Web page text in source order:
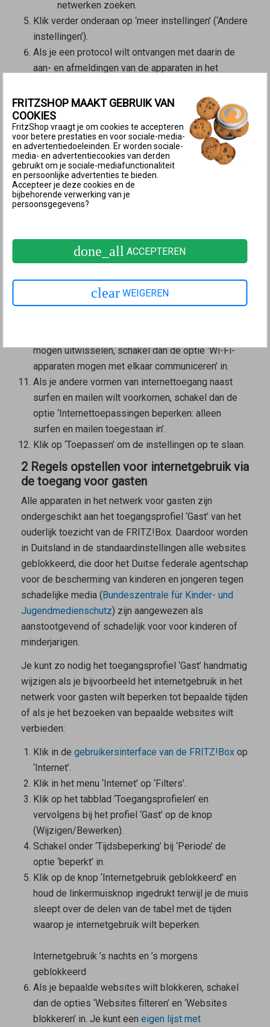
netwerken zoeken.
Klik verder onderaan op ‘meer instellingen’ (‘Andere
instellingen’).
Als je een protocol wilt ontvangen met daarin de
aan- en afmeldingen van de apparaten in het
‘Pushservice inschakelen’ in.
Als je de gebruikers van de toegang voor gasten
een captiveportal wilt laten zien, schakel dan de
optie ‘Captive portal weergeven’
(‘Voorschakelpagina weergeven’) in en stel deze
naar behoefte in.
Als de toegang voor gasten niet permanent
ingeschakeld moet zijn, stel dan in na hoeveel tijd
uitgeschakeld.
Als het voor compatibele Wi-Fi-apparaten mogelijk
gegevens via OWE te versleutelen, schakel dan de
optie ‘Versleutelde gegevensoverdracht bij
mogen uitwisselen, schakel dan de optie ‘Wi-Fi-
apparaten mogen met elkaar communiceren’ in.
Als je andere vormen van internettoegang naast
surfen en mailen wilt voorkomen, schakel dan de
optie ‘Internettoepassingen beperken: alleen
surfen en mailen toegestaan in’.
Klik op ‘Toepassen’ om de instellingen op te slaan.
2 Regels opstellen voor internetgebruik via
de toegang voor gasten
Alle apparaten in het netwerk voor gasten zijn
ondergeschikt aan het toegangsprofiel ‘Gast’ van het
ouderlijk toezicht van de FRITZ!Box. Daardoor worden
in Duitsland in de standaardinstellingen alle websites
geblokkeerd, die door het Duitse federale agentschap
voor de bescherming van kinderen en jongeren tegen
schadelijke media (Bundeszentrale für Kinder- und
Jugendmedienschutz) zijn aangewezen als
aanstootgevend of schadelijk voor voor kinderen of
minderjarigen.
Je kunt zo nodig het toegangsprofiel ‘Gast’ handmatig
wijzigen als je bijvoorbeeld het internetgebruik in het
netwerk voor gasten wilt beperken tot bepaalde tijden
of als je het bezoeken van bepaalde websites wilt
verbieden:
Klik in de gebruikersinterface van de FRITZ!Boxop
‘Internet’.
Klik in het menu ‘Internet’ op ‘Filters’.
Klik op het tabblad ‘Toegangsprofielen’ en
vervolgens bij het profiel ‘Gast’ op de knop
(Wijzigen/Bewerken).
Schakel onder ‘Tijdsbeperking’ bij ‘Periode’ de
optie ‘beperkt’ in.
Klik op de knop ‘Internetgebruik geblokkeerd’ en
houd de linkermuisknop ingedrukt terwijl je de muis
sleept over de delen van de tabel met de tijden
waarop je internetgebruik wilt beperken.
Internetgebruik ’s nachts en ’s morgens
geblokkeerd
Als je bepaalde websites wilt blokkeren, schakel
dan de opties ‘Websites filteren’ en ‘Websites
blokkeren’ in. Je kunt een eigen lijst met
FRITZSHOP MAAKT GEBRUIK VAN
COOKIES
FritzShop vraagt je om cookies te accepteren
voor betere prestaties en voor sociale-media-
en advertentiedoeleinden. Er worden sociale-
media- en advertentiecookies van derden
gebruikt om je sociale-mediafunctionaliteit
en persoonlijke advertenties te bieden.
Accepteer je deze cookies en de
bijbehorende verwerking van je
persoonsgegevens?
done_all ACCEPTEREN
clear WEIGEREN